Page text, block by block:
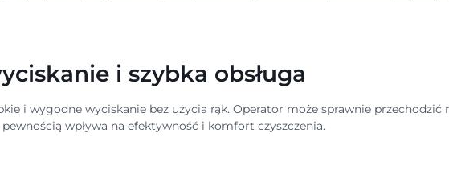
i szybka obsługa
i wygodne wyciskanie bez użycia rąk. Operator może sprawnie
wpływa na efektywność i komfort czyszczenia.